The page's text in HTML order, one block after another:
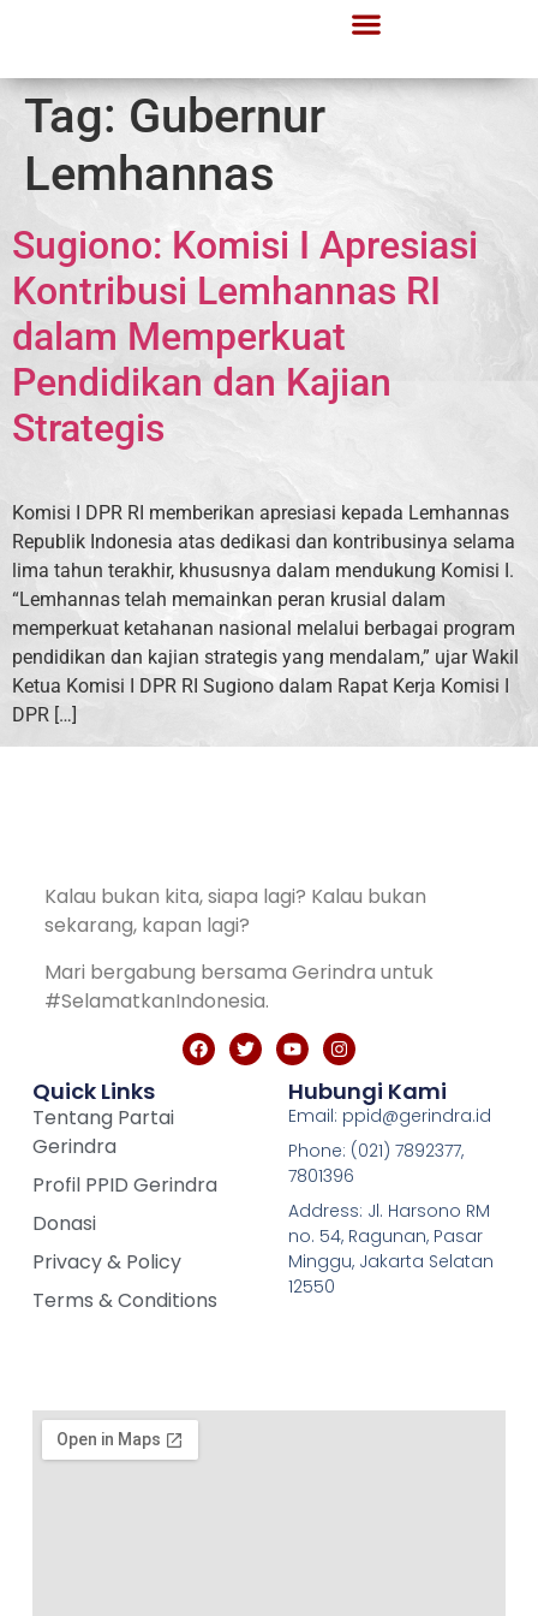
Tag: Gubernur
Lemhannas
Sugiono: Komisi I Apresiasi
Kontribusi Lemhannas RI
dalam Memperkuat
Pendidikan dan Kajian
Strategis
Komisi I DPR RI memberikan apresiasi kepada Lemhannas
Republik Indonesia atas dedikasi dan kontribusinya selama
lima tahun terakhir, khususnya dalam mendukung Komisi I.
“Lemhannas telah memainkan peran krusial dalam
memperkuat ketahanan nasional melalui berbagai program
pendidikan dan kajian strategis yang mendalam,” ujar Wakil
Ketua Komisi I DPR RI Sugiono dalam Rapat Kerja Komisi I
DPR […]
Kalau bukan kita, siapa lagi? Kalau bukan
sekarang, kapan lagi?
Mari bergabung bersama Gerindra untuk
#SelamatkanIndonesia.
Quick Links
Tentang Partai
Gerindra
Profil PPID Gerindra
Donasi
Privacy & Policy
Terms & Conditions
Hubungi Kami
Email: ppid@gerindra.id
Phone: (021) 7892377,
7801396
Address: Jl. Harsono RM
no. 54, Ragunan, Pasar
Minggu, Jakarta Selatan
12550